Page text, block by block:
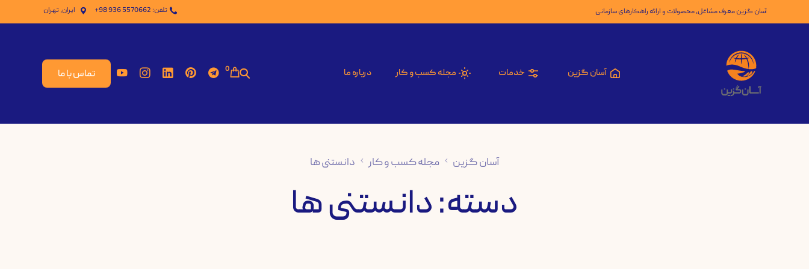
آسان گزین معرف مشاغل، محصولات و ارائه راهکارهای سازمانی تلفن: 5570662 936 98+ ایران، تهران
آسان گزین خدمات مجله کسب و کار درباره ما 0 تماس با ما
آسان گزین مجله کسب و کار دانستنی ها
دسته:دانستنی ها